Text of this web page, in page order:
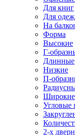
Для книг
Для
На
Форма
Высокие
Г-
Длинные
Низкие
П-
Широкие
Угловые
2-х